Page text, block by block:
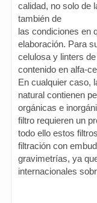
calidad, no solo de
también de
las condiciones en
elaboración. Para
celulosa y linters
contenido en alfa-
En cualquier caso,
natural contienen
orgánicas e
filtro requieren un
todo ello estos
filtración con
gravimetrías, ya
internacionales